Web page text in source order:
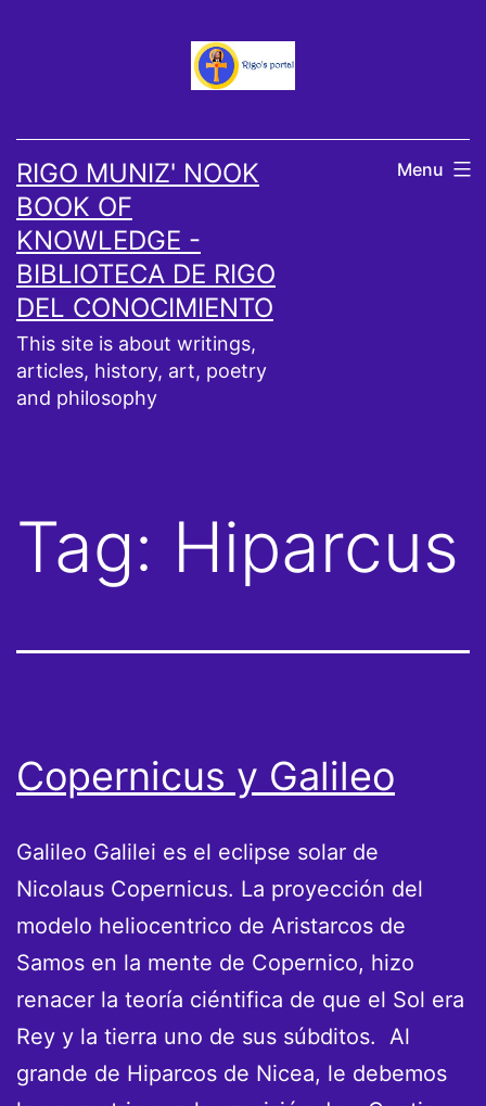
RIGO MUNIZ' NOOK
BOOK OF
KNOWLEDGE -
BIBLIOTECA DE RIGO
DEL CONOCIMIENTO
This site is about writings,
articles, history, art, poetry
and philosophy
Menu
Tag: Hiparcus
Copernicus y Galileo
Galileo Galilei es el eclipse solar de
Nicolaus Copernicus. La proyección del
modelo heliocentrico de Aristarcos de
Samos en la mente de Copernico, hizo
renacer la teoría ciéntifica de que el Sol era
Rey y la tierra uno de sus súbditos. Al
grande de Hiparcos de Nicea, le debemos